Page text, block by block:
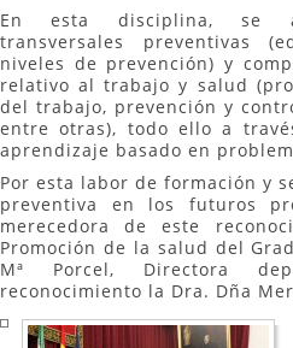
En esta disciplina, se
transversales preventivas
niveles de prevención) y
relativo al trabajo y salud
del trabajo, prevención y
entre otras), todo ello a
aprendizaje basado en
Por esta labor de formación y
preventiva en los futuros
merecedora de este
Promoción de la salud del
Mª Porcel, Directora
reconocimiento la Dra. Dña